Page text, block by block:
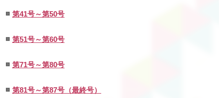
第41号～第50号
第51号～第60号
第71号～第80号
第81号～第87号（最終号）